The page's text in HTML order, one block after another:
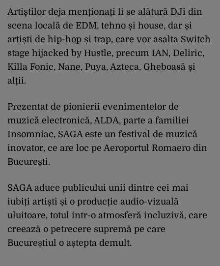
Artiștilor deja menționați li se alătură DJi din
scena locală de EDM, tehno și house, dar și
artiști de hip-hop și trap, care vor asalta Switch
stage hijacked by Hustle, precum IAN, Deliric,
Killa Fonic, Nane, Puya, Azteca, Gheboasă și
alții.
Prezentat de pionierii evenimentelor de
muzică electronică, ALDA, parte a familiei
Insomniac, SAGA este un festival de muzică
inovator, ce are loc pe Aeroportul Romaero din
București.
SAGA aduce publicului unii dintre cei mai
iubiți artiști și o producție audio-vizuală
uluitoare, totul intr-o atmosferă incluzivă, care
creează o petrecere supremă pe care
Bucureștiul o aștepta demult.